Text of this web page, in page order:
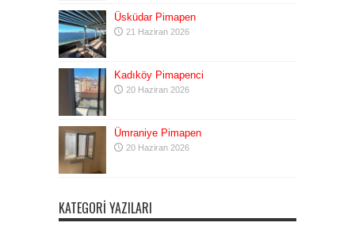
Üsküdar Pimapen
21 Haziran 2026
Kadıköy Pimapenci
20 Haziran 2026
Ümraniye Pimapen
20 Haziran 2026
KATEGORI YAZILARI